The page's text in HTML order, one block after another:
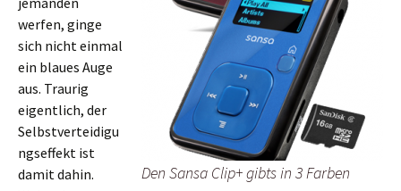
Den Sansa Clip+ gibts in 3 Farben
werfen, ginge
sich nicht einmal
ein blaues Auge
aus. Traurig
eigentlich, der
Selbstverteidigu
ngseffekt ist
damit dahin.